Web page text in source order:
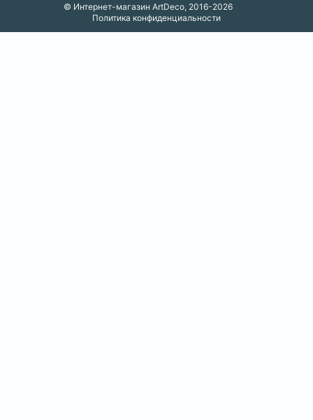
© Интернет-магазин ArtDeco, 2016-2026
Политика конфиденциальности